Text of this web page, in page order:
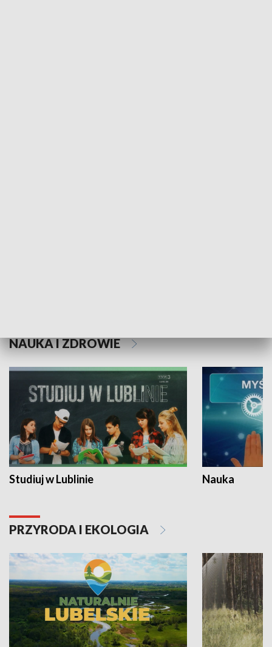
NAUKA I ZDROWIE
Studiuj w Lublinie Nauka
PRZYRODA I EKOLOGIA